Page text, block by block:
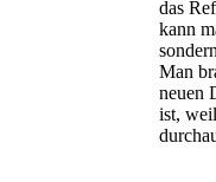
das
kann
Man
neuen
ist,